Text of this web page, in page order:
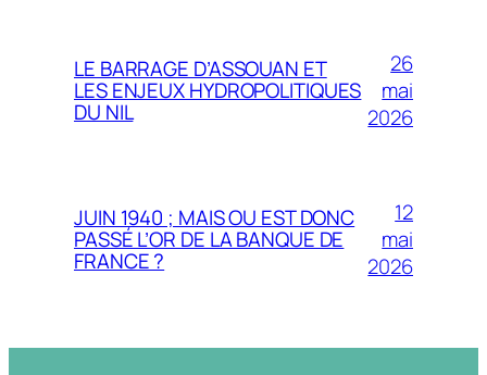
LE BARRAGE D’ASSOUAN ET
LES ENJEUX HYDROPOLITIQUES
DU NIL
26
mai
2026
JUIN 1940 ; MAIS OU EST DONC
PASSÉ L’OR DE LA BANQUE DE
FRANCE ?
12
mai
2026